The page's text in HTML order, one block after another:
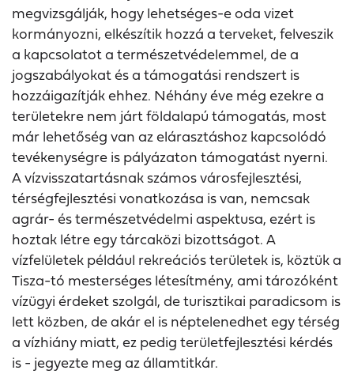
megvizsgálják, hogy lehetséges-e oda vizet
kormányozni, elkészítik hozzá a terveket, felveszik
a kapcsolatot a természetvédelemmel, de a
jogszabályokat és a támogatási rendszert is
hozzáigazítják ehhez. Néhány éve még ezekre a
területekre nem járt földalapú támogatás, most
már lehetőség van az elárasztáshoz kapcsolódó
tevékenységre is pályázaton támogatást nyerni.
A vízvisszatartásnak számos városfejlesztési,
térségfejlesztési vonatkozása is van, nemcsak
agrár- és természetvédelmi aspektusa, ezért is
hoztak létre egy tárcaközi bizottságot. A
vízfelületek például rekreációs területek is, köztük a
Tisza-tó mesterséges létesítmény, ami tározóként
vízügyi érdeket szolgál, de turisztikai paradicsom is
lett közben, de akár el is néptelenedhet egy térség
a vízhiány miatt, ez pedig területfejlesztési kérdés
is - jegyezte meg az államtitkár.